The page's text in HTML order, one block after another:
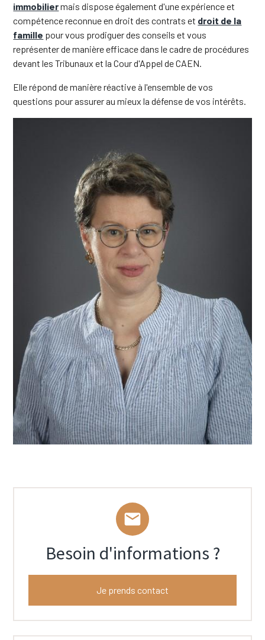
immobiliermais dispose également d'une expérience et
compétence reconnue en droit des contrats et droit de la
famille pour vous prodiguer des conseils et vous
représenter de manière efficace dans le cadre de procédures
devant les Tribunaux et la Cour d'Appel de CAEN.
Elle répond de manière réactive à l'ensemble de vos
questions pour assurer au mieux la défense de vos intérêts.
mail
Besoin d'informations ?
Je prends contact